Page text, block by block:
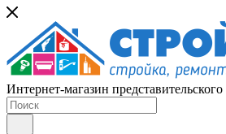
Интернет-магазин представительского